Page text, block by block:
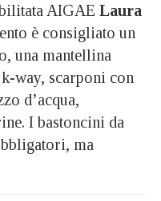
AIGAE Laura
è consigliato un
una mantellina
way, scarponi con
d’acqua,
I bastoncini da
ma